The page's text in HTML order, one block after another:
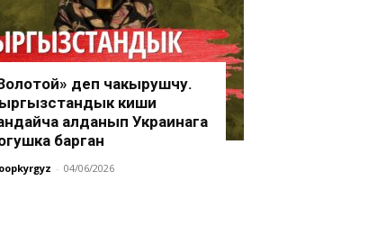
деп чакырушчу.
киши
алданып Украинага
барган
- 04/06/2026